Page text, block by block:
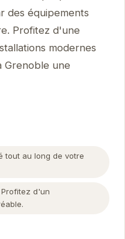
des équipements
Profitez d'une
modernes
Grenoble une
tout au long de votre
Profitez d'un